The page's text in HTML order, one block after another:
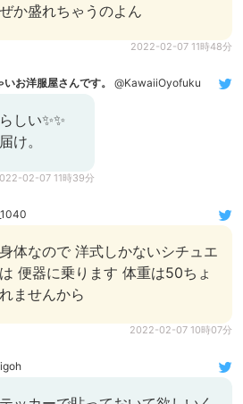
か盛れちゃうのよん
2022-02-07 11時48分
お洋服屋さんです。 @KawaiiOyofuku
しい✨✨
け。
02-07 11時39分
体なので 洋式しかないシチュエ
便器に乗ります 体重は50ちょ
ませんから
2022-02-07 10時07分